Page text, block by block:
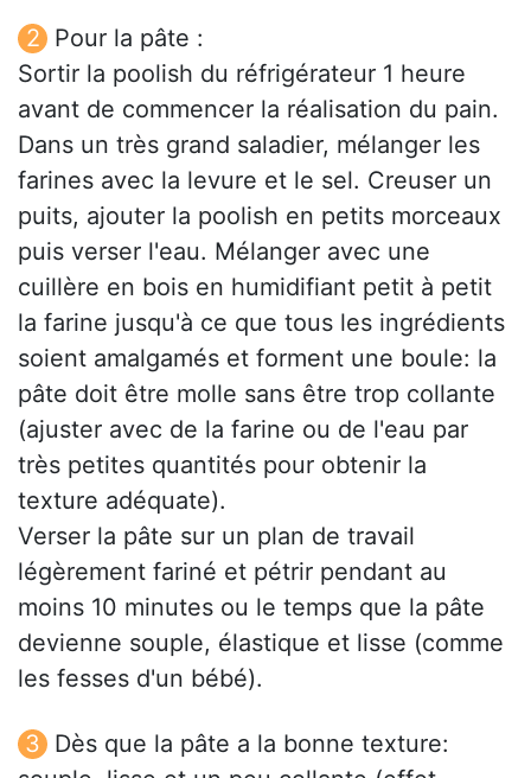
Pour la pâte :
Sortir la poolish du réfrigérateur 1 heure
avant de commencer la réalisation du pain.
Dans un très grand saladier, mélanger les
farines avec la levure et le sel. Creuser un
puits, ajouter la poolish en petits morceaux
puis verser l'eau. Mélanger avec une
cuillère en bois en humidifiant petit à petit
la farine jusqu'à ce que tous les ingrédients
soient amalgamés et forment une boule: la
pâte doit être molle sans être trop collante
(ajuster avec de la farine ou de l'eau par
très petites quantités pour obtenir la
texture adéquate).
Verser la pâte sur un plan de travail
légèrement fariné et pétrir pendant au
moins 10 minutes ou le temps que la pâte
devienne souple, élastique et lisse (comme
les fesses d'un bébé).
Dès que la pâte a la bonne texture: